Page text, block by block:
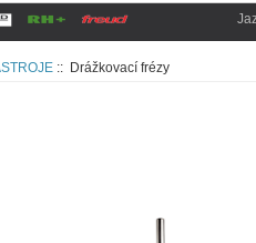
:: Drážkovací frézy